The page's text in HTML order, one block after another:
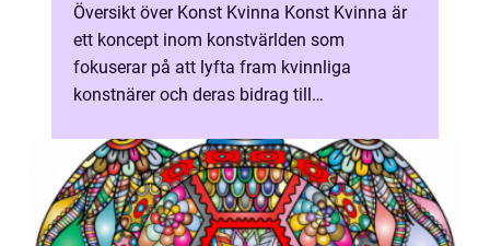
Översikt över Konst Kvinna Konst Kvinna är
ett koncept inom konstvärlden som
fokuserar på att lyfta fram kvinnliga
konstnärer och deras bidrag till
närvarande...